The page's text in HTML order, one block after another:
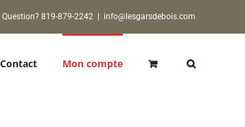
819-879-2242 info@lesgarsdebois.com
Contact Mon compte